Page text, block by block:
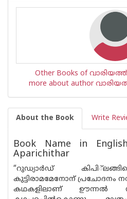
Other Books of
more about author
About the Book Write
Book Name in
Aparichithar
“റുഡ്യാര്‍ഡ്‌
കുട്ടിരാമമേനോന്‌ പ്രചോദനം
കഥകളിലാണ്‌ ഊന്നല്‍